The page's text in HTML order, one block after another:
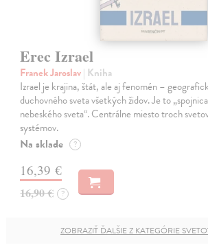
Erec Izrael
Franek Jaroslav| Kniha
Izrael je krajina, štát, ale aj fenomén –
duchovného sveta všetkých židov. Je to
nebeského sveta“. Centrálne miesto troch
systémov.
Na sklade ?
16,39 €
16,90 € ?
ZOBRAZIŤ ĎALŠIE Z KATEGÓRIE